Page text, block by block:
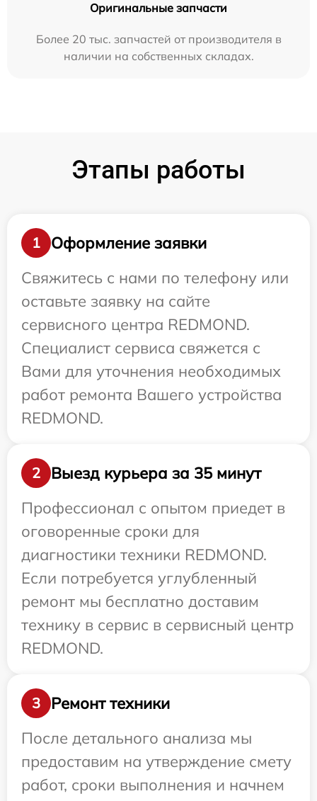
Оригинальные запчасти
Более 20 тыс. запчастей от производителя в
наличии на собственных складах.
Этапы работы
1
Оформление заявки
Свяжитесь с нами по телефону или
оставьте заявку на сайте
сервисного центра REDMOND.
Специалист сервиса свяжется с
Вами для уточнения необходимых
работ ремонта Вашего устройства
REDMOND.
2
Выезд курьера за 35 минут
Профессионал с опытом приедет в
оговоренные сроки для
диагностики техники REDMOND.
Если потребуется углубленный
ремонт мы бесплатно доставим
технику в сервис в сервисный центр
REDMOND.
3
Ремонт техники
После детального анализа мы
предоставим на утверждение смету
работ, сроки выполнения и начнем